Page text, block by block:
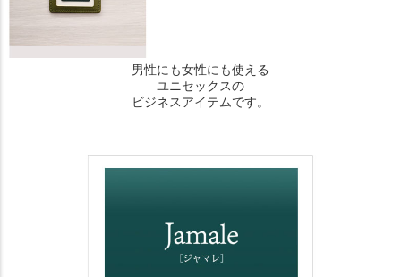
男性にも女性にも使える
ユニセックスの
ビジネスアイテムです。